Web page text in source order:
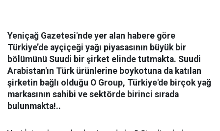
Yeniçağ Gazetesi'nde yer alan habere göre
Türkiye’de ayçiçeği yağı piyasasının büyük bir
bölümünü Suudi bir şirket elinde tutmakta. Suudi
Arabistan'ın Türk ürünlerine boykotuna da katılan
şirketin bağlı olduğu O Group, Türkiye'de birçok yağ
markasının sahibi ve sektörde birinci sırada
bulunmakta!..